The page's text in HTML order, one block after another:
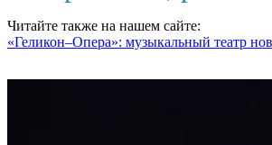
Читайте также на нашем сайте:
«Геликон–Опера»: музыкальный театр